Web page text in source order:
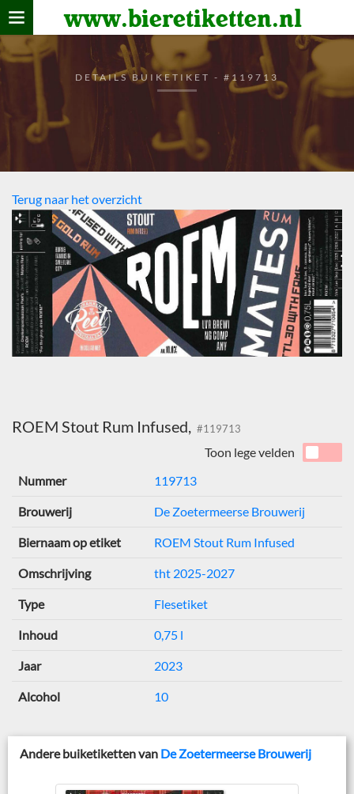
www.bieretiketten.nl
Home
verzamelen
De bierkaart
Bezoekers
DETAILS BUIKETIKET - #119713
Terug naar het overzicht
ROEM Stout Rum Infused, #119713
Toon lege velden
Nummer
119713
Brouwerij De Zoetermeerse Brouwerij
Biernaam op etiket ROEM Stout Rum Infused
Omschrijving tht 2025-2027
Type Flesetiket
Inhoud 0,75 l
Jaar 2023
Alcohol 10
Andere buiketiketten van De Zoetermeerse Brouwerij